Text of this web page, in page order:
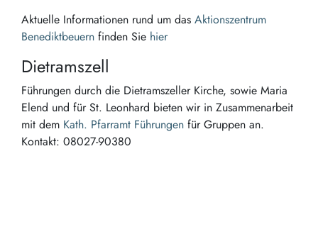
Aktuelle Informationen rund um das Aktionszentrum
Benediktbeuern finden Sie hier
Dietramszell
Führungen durch die Dietramszeller Kirche, sowie Maria
Elend und für St. Leonhard bieten wir in Zusammenarbeit
mit dem Kath. Pfarramt Führungen für Gruppen an.
Kontakt: 08027-90380